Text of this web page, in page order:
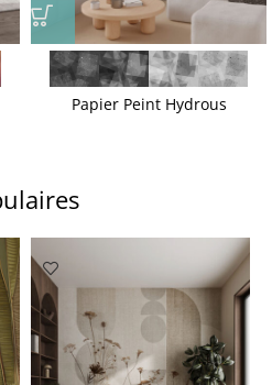
Papier Peint Hydrous